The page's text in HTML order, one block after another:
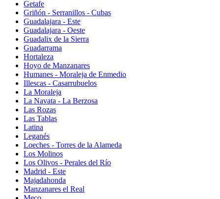
Getafe
Griñón - Serranillos - Cubas
Guadalajara - Este
Guadalajara - Oeste
Guadalix de la Sierra
Guadarrama
Hortaleza
Hoyo de Manzanares
Humanes - Moraleja de Enmedio
Illescas - Casarrubuelos
La Moraleja
La Navata - La Berzosa
Las Rozas
Las Tablas
Latina
Leganés
Loeches - Torres de la Alameda
Los Molinos
Los Olivos - Perales del Río
Madrid - Este
Majadahonda
Manzanares el Real